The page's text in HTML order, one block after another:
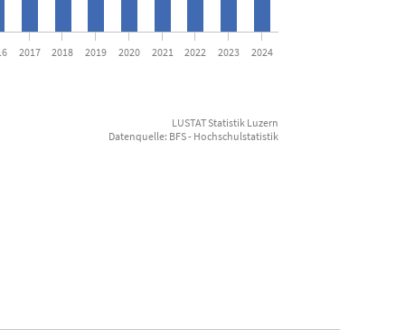
2017 2018 2019 2020 2021 2022 2023 2024
LUSTAT Statistik Luzern
Datenquelle: BFS - Hochschulstatistik